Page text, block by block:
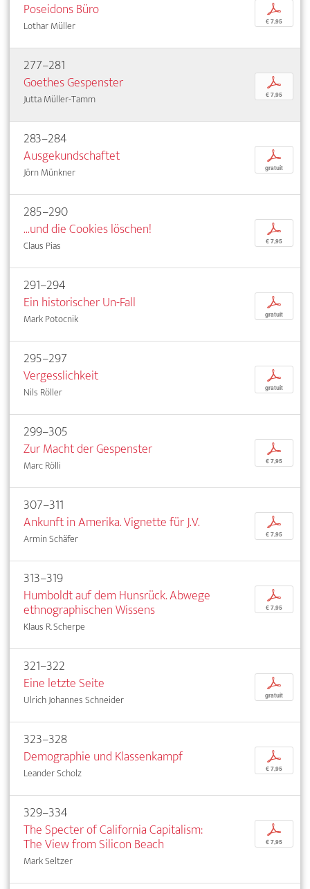
Poseidons Büro
Lothar Müller
p
€ 7,95
277–281
Goethes Gespenster
Jutta Müller-Tamm
p
€ 7,95
283–284
Ausgekundschaftet
Jörn Münkner
p
gratuit
285–290
...und die Cookies löschen!
Claus Pias
p
€ 7,95
291–294
Ein historischer Un-Fall
Mark Potocnik
p
gratuit
295–297
Vergesslichkeit
Nils Röller
p
gratuit
299–305
Zur Macht der Gespenster
Marc Rölli
p
€ 7,95
307–311
Ankunft in Amerika. Vignette für J.V.
Armin Schäfer
p
€ 7,95
313–319
Humboldt auf dem Hunsrück. Abwege
ethnographischen Wissens
Klaus R. Scherpe
p
€ 7,95
321–322
Eine letzte Seite
Ulrich Johannes Schneider
p
gratuit
323–328
Demographie und Klassenkampf
Leander Scholz
p
€ 7,95
329–334
The Specter of California Capitalism:
The View from Silicon Beach
Mark Seltzer
p
€ 7,95